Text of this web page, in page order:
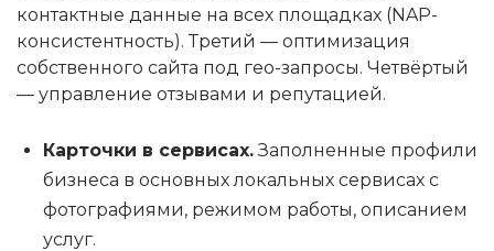
контактные данные на всех площадках (NAP-
консистентность). Третий — оптимизация
собственного сайта под гео-запросы. Четвёртый
— управление отзывами и репутацией.
Карточки в сервисах.Заполненные профили
бизнеса в основных локальных сервисах с
фотографиями, режимом работы, описанием
услуг.